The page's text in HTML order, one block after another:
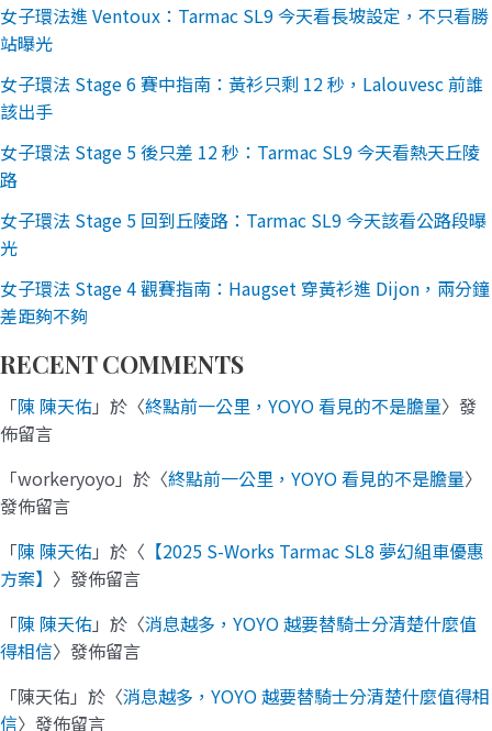
女子環法進 Ventoux：Tarmac SL9 今天看長坡設定，不只看勝
站曝光
女子環法 Stage 6 賽中指南：黃衫只剩 12 秒，Lalouvesc 前誰
該出手
女子環法 Stage 5 後只差 12 秒：Tarmac SL9 今天看熱天丘陵
路
女子環法 Stage 5 回到丘陵路：Tarmac SL9 今天該看公路段曝
光
女子環法 Stage 4 觀賽指南：Haugset 穿黃衫進 Dijon，兩分鐘
差距夠不夠
RECENT COMMENTS
「陳 陳天佑」於〈終點前一公里，YOYO 看見的不是膽量〉發
佈留言
「workeryoyo 」於〈終點前一公里，YOYO 看見的不是膽量〉
發佈留言
「陳 陳天佑」於〈 【2025 S-Works Tarmac SL8 夢幻組車優惠
方案】 〉發佈留言
「陳 陳天佑」於〈消息越多，YOYO 越要替騎士分清楚什麼值
得相信〉發佈留言
「陳天佑」於〈消息越多，YOYO 越要替騎士分清楚什麼值得相
信〉發佈留言